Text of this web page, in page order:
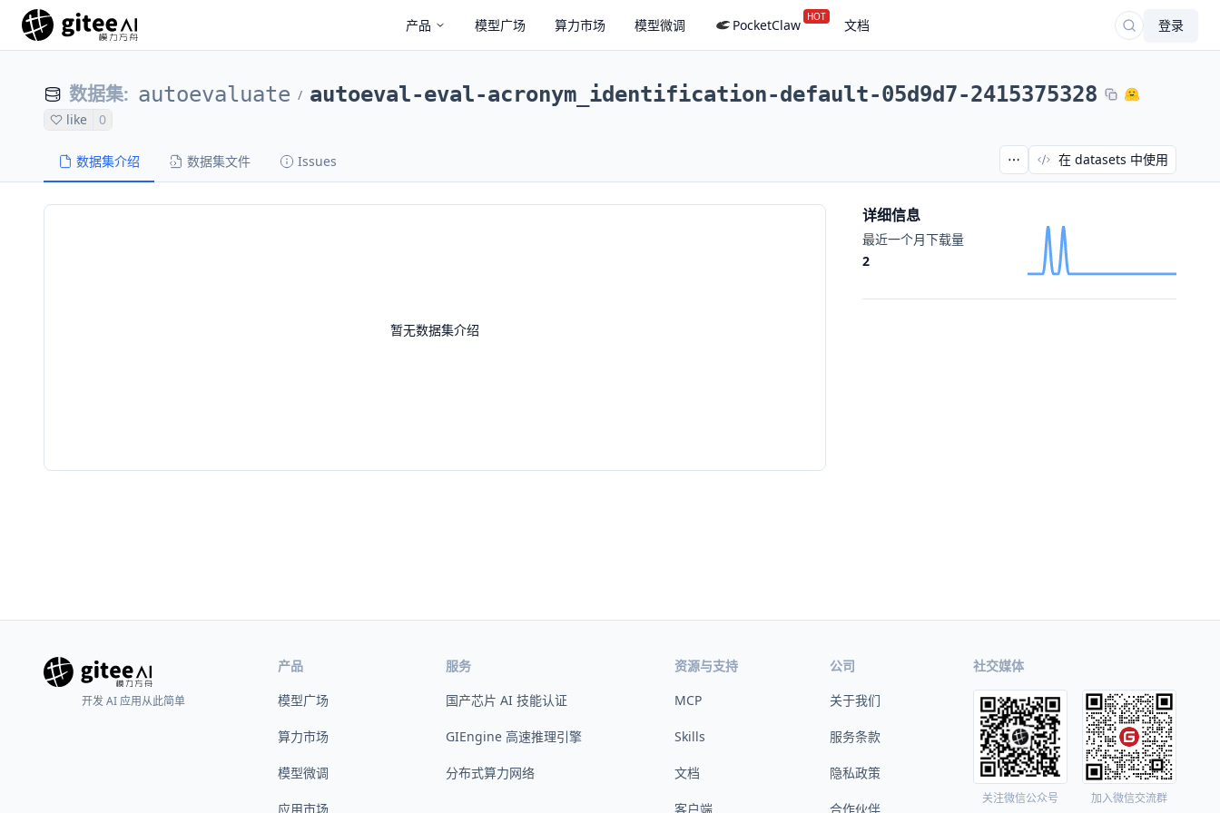
产品 模型广场 算力市场 模型微调 PocketClaw HOT 文档 登录
数据集: autoevaluate / autoeval-eval-acronym_identification-default-05d9d7-2415375328
like 0
数据集介绍 数据集文件 Issues 在 datasets 中使用
暂无数据集介绍
详细信息
最近一个月下载量
2
开发 AI 应用从此简单
产品
模型广场
算力市场
模型微调
应用市场
服务
国产芯片 AI 技能认证
GIEngine 高速推理引擎
分布式算力网络
资源与支持
MCP
Skills
文档
客户端
公司
关于我们
服务条款
隐私政策
合作伙伴
社交媒体
关注微信公众号 加入微信交流群